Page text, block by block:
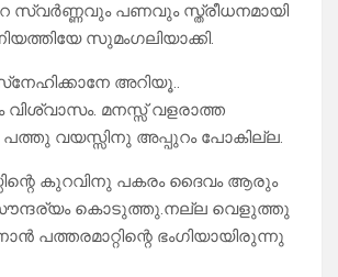
സ്വർണ്ണവും പണവും സ്ത്രീധനമായി
സുമംഗലിയാക്കി.
അറിയൂ..
മനസ്സ് വളരാത്ത
വയസ്സിനു അപ്പുറം പോകില്ല.
കുറവിനു പകരം ദൈവം ആരും
കൊടുത്തു.നല്ല വെളുത്തു
പത്തരമാറ്റിന്റെ ഭംഗിയായിരുന്നു